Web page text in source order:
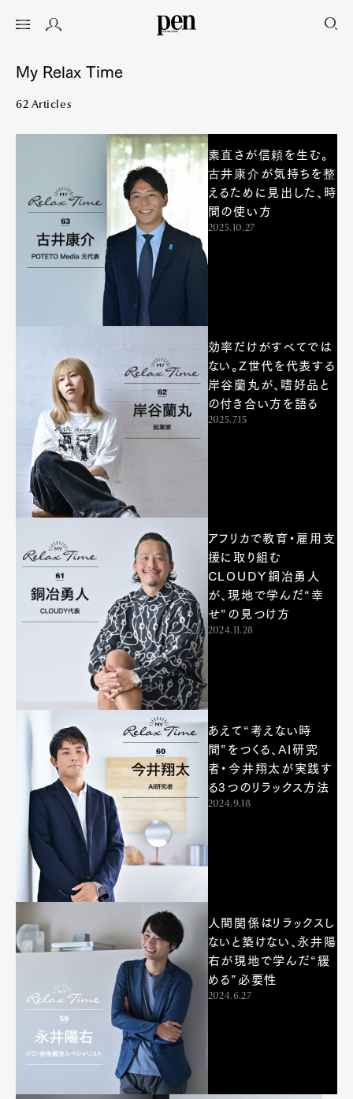
My Relax Time
62 Articles
素直さが信頼を生む。
古井康介が気持ちを整
えるために見出した、時
間の使い方
2025.10.27
効率だけがすべてでは
ない。Z世代を代表する
岸谷蘭丸が、嗜好品と
の付き合い方を語る
2025.7.15
アフリカで教育・雇用支
援に取り組む
CLOUDY銅冶勇人
が、現地で学んだ“幸
せ”の見つけ方
2024.11.28
あえて“考えない時
間”をつくる、AI研究
者・今井翔太が実践す
る3つのリラックス方法
2024.9.18
人間関係はリラックスし
ないと築けない、永井陽
右が現地で学んだ“緩
める”必要性
2024.6.27